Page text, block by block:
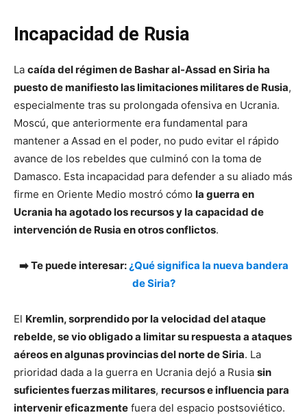
Incapacidad de Rusia
La caída del régimen de Bashar al-Assad en Siria ha
puesto de manifiesto las limitaciones militares de Rusia,
especialmente tras su prolongada ofensiva en Ucrania.
Moscú, que anteriormente era fundamental para
mantener a Assad en el poder, no pudo evitar el rápido
avance de los rebeldes que culminó con la toma de
Damasco. Esta incapacidad para defender a su aliado más
firme en Oriente Medio mostró cómo la guerra en
Ucrania ha agotado los recursos y la capacidad de
intervención de Rusia en otros conflictos.
➡️ Te puede interesar:¿Qué significa la nueva bandera
de Siria?
El Kremlin, sorprendido por la velocidad del ataque
rebelde, se vio obligado a limitar su respuesta a ataques
aéreos en algunas provincias del norte de Siria. La
prioridad dada a la guerra en Ucrania dejó a Rusia sin
suficientes fuerzas militares, recursos e influencia para
intervenir eficazmente fuera del espacio postsoviético.